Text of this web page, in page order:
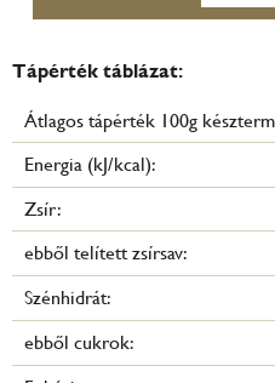
Tápérték táblázat:
Átlagos tápérték 100g
Energia (kJ/kcal):
Zsír:
ebből telített zsírsav:
Szénhidrát:
ebből cukrok: